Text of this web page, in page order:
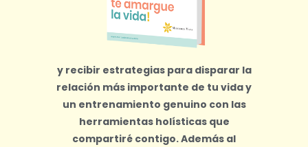
y recibir estrategias para disparar la
relación más importante de tu vida y
un entrenamiento genuino con las
herramientas holísticas que
compartiré contigo.Además al